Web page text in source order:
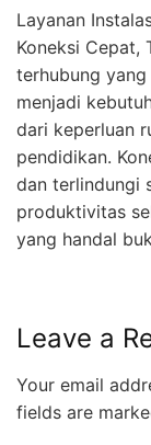
Layanan
Koneksi Cepat,
terhubung
menjadi
dari keperluan
pendidikan.
dan terlindungi
produktivitas
yang handal
Leave a
Your email
fields are